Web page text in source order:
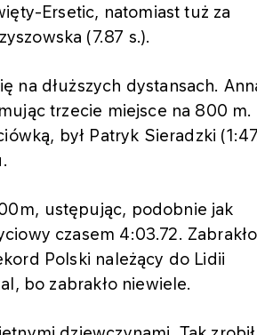
Ersetic, natomiast tuż za
(7.87 s.).
na dłuższych dystansach.
trzecie miejsce na 800 m.
był Patryk Sieradzki
ustępując, podobnie jak
czasem 4:03.72.
Polski należący do Lidii
bo zabrakło niewiele.